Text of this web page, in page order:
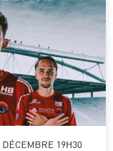
19H30